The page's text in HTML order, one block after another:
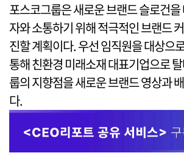
포스코그룹은 새로운 브랜드 슬로건
자와 소통하기 위해 적극적인 브랜드
진할 계획이다. 우선 임직원을 대상으
통해 친환경 미래소재 대표기업으로
룹의 지향점을 새로운 브랜드 영상과
다.